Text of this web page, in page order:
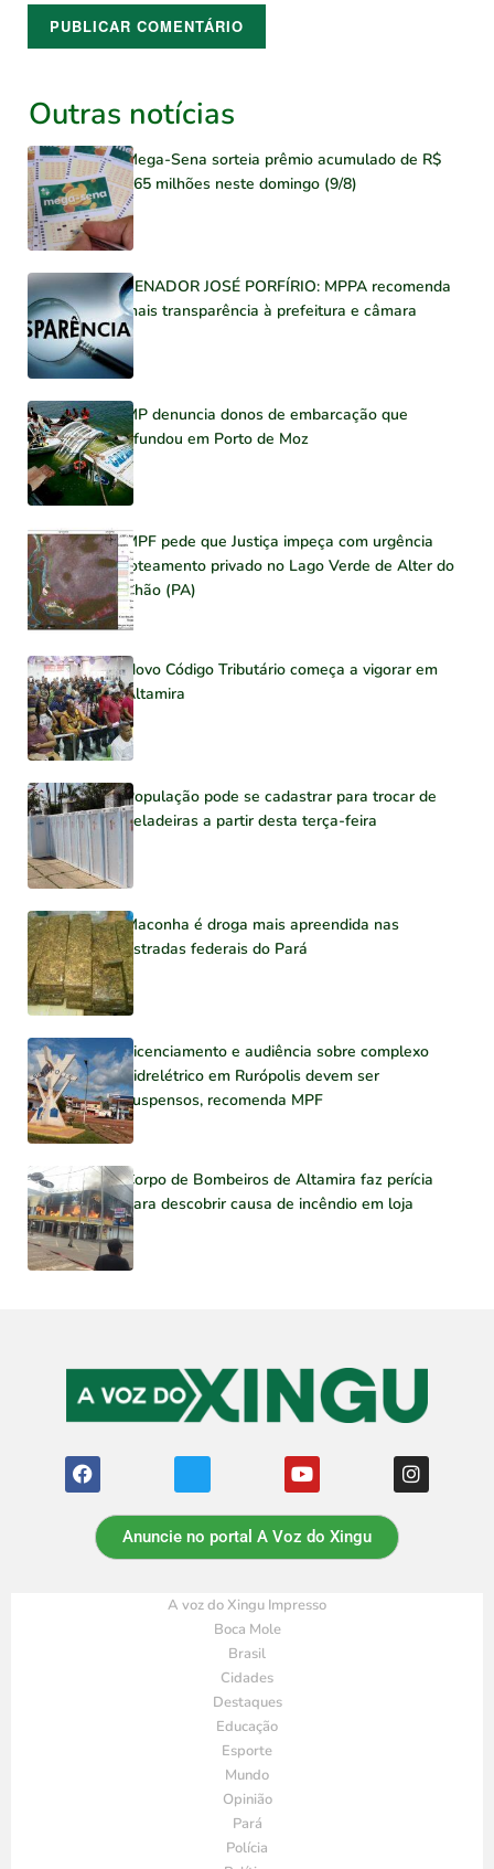
Outras notícias
Mega-Sena sorteia prêmio acumulado de R$
165 milhões neste domingo (9/8)
SENADOR JOSÉ PORFÍRIO: MPPA recomenda
mais transparência à prefeitura e câmara
MP denuncia donos de embarcação que
afundou em Porto de Moz
MPF pede que Justiça impeça com urgência
loteamento privado no Lago Verde de Alter do
Chão (PA)
Novo Código Tributário começa a vigorar em
Altamira
População pode se cadastrar para trocar de
geladeiras a partir desta terça-feira
Maconha é droga mais apreendida nas
estradas federais do Pará
Licenciamento e audiência sobre complexo
hidrelétrico em Rurópolis devem ser
suspensos, recomenda MPF
Corpo de Bombeiros de Altamira faz perícia
para descobrir causa de incêndio em loja
Anuncie no portal A Voz do Xingu
A voz do Xingu Impresso
Boca Mole
Brasil
Cidades
Destaques
Educação
Esporte
Mundo
Opinião
Pará
Polícia